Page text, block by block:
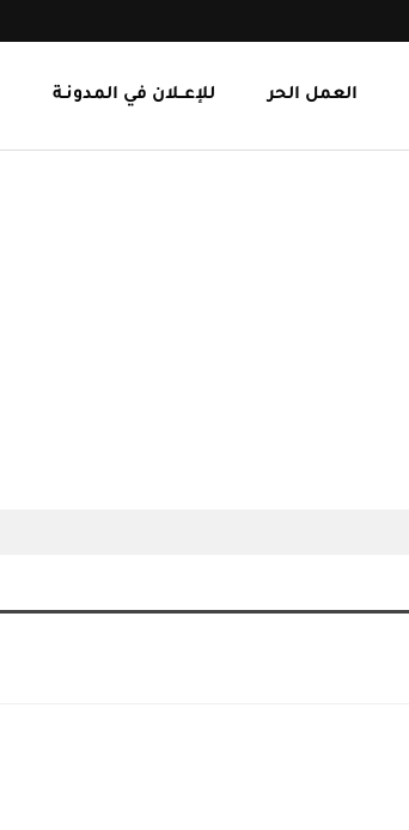
للإعــلان في المدونـة العمل الحر